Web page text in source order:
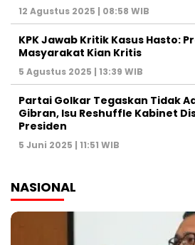
12 Agustus 2025 | 08:58 WIB
KPK Jawab Kritik Kasus Hasto:
Masyarakat Kian Kritis
5 Agustus 2025 | 13:39 WIB
Partai Golkar Tegaskan Tidak
Gibran, Isu Reshuffle Kabinet
Presiden
5 Juni 2025 | 11:51 WIB
NASIONAL